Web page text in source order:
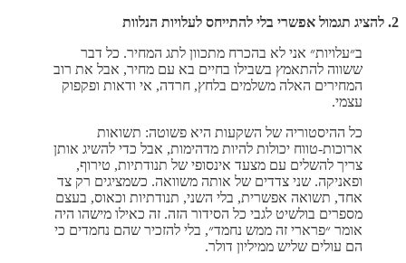
2. להציג תגמול אפשרי בלי להתייחס לעלויות הנלוות
ב״עלויות״ אני לא בהכרח מתכוון לתג המחיר. כל דבר
ששווה להתאמץ בשבילו בחיים בא עם מחיר, אבל את רוב
המחירים האלה משלמים בלחץ, חרדה, אי ודאות ופקפוק
עצמי.
כל ההיסטוריה של השקעות היא פשוטה: תשואות
ארוכות-טווח יכולות להיות מדהימות, אבל כדי להשיג אותן
צריך להשלים עם מצעד אינסופי של תנודתיות, טירוף,
ופאניקה. שני צדדים של אותה משוואה. כשמציגים רק צד
אחד, תשואה אפשרית, בלי השני, תנודתיות וכאוס, בעצם
מספרים בולשיט לגבי כל הסידור הזה. זה כאילו מישהו היה
אומר ״פרארי זה ממש נחמד״, בלי להזכיר שהם נחמדים כי
הם עולים שליש ממיליון דולר.